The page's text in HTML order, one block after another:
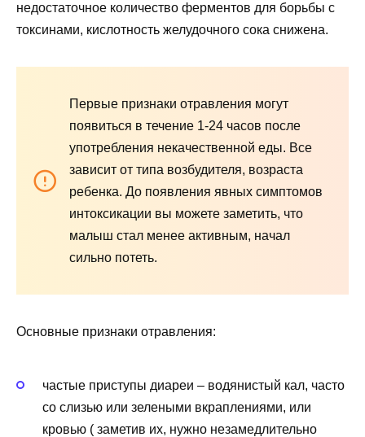
недостаточное количество ферментов для борьбы с
токсинами, кислотность желудочного сока снижена.
Первые признаки отравления могут
появиться в течение 1-24 часов после
употребления некачественной еды. Все
зависит от типа возбудителя, возраста
ребенка. До появления явных симптомов
интоксикации вы можете заметить, что
малыш стал менее активным, начал
сильно потеть.
Основные признаки отравления:
частые приступы диареи – водянистый кал, часто
со слизью или зелеными вкраплениями, или
кровью ( заметив их, нужно незамедлительно